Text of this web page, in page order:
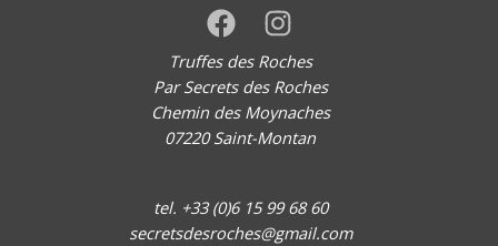
Truffes des Roches
Par Secrets des Roches
Chemin des Moynaches
07220 Saint-Montan
tel. +33 (0)6 15 99 68 60
secretsdesroches@gmail.com